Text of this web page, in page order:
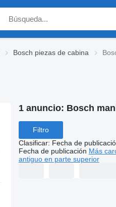
Bosch piezas de cabina
1 anuncio: Bosch
Filtro
Clasificar: Fecha de
Fecha de publicación Más
antiguo en parte superior